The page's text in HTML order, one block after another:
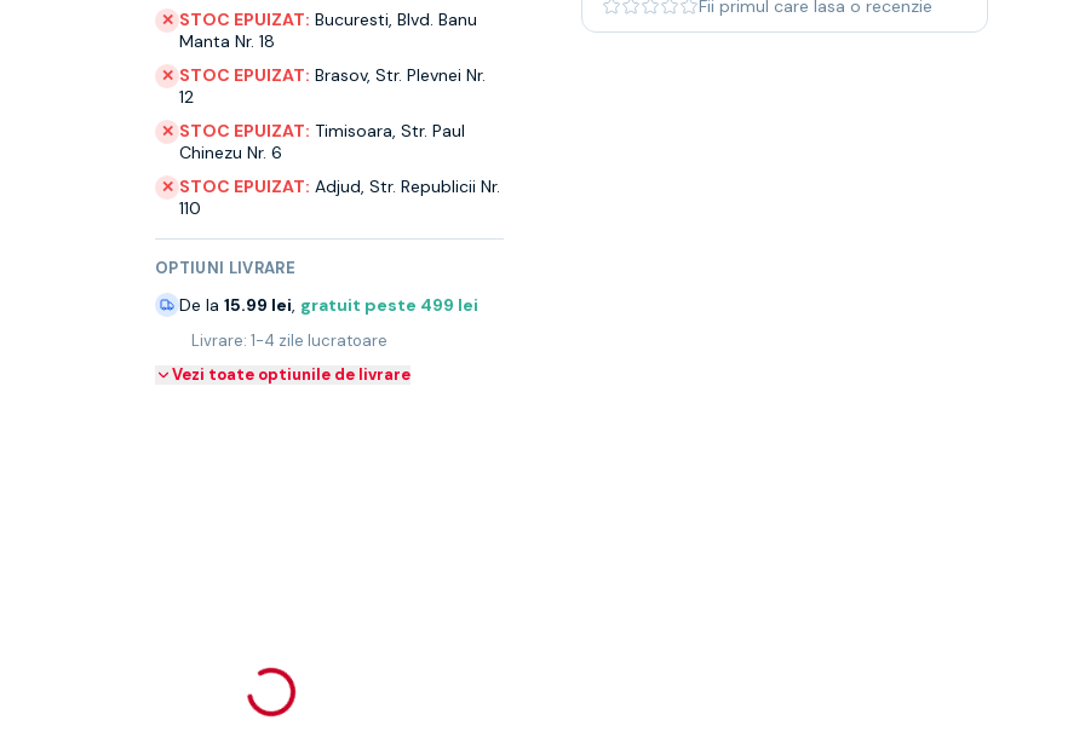
✕ STOC EPUIZAT: Bucuresti, Blvd. Banu
Manta Nr. 18
✕ STOC EPUIZAT: Brasov, Str. Plevnei Nr.
12
✕ STOC EPUIZAT: Timisoara, Str. Paul
Chinezu Nr. 6
✕ STOC EPUIZAT: Adjud, Str. Republicii Nr.
110
OPTIUNI LIVRARE
De la 15.99 lei, gratuit peste 499 lei
Livrare: 1-4 zile lucratoare
Vezi toate optiunile de livrare
Fii primul care lasa o recenzie